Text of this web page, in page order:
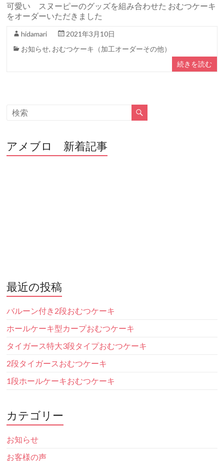
可愛い スヌーピーのグッズを組み合わせた おむつケーキ
をオーダーいただきました
hidamari
2021年3月10日
お知らせ, おむつケーキ（加工オーダーその他）
続きを読む
アメブロ 新着記事
最近の投稿
バルーン付き2段おむつケーキ
ホールケーキ型カープおむつケーキ
タイガース特大3段タイプおむつケーキ
2段タイガースおむつケーキ
1段ホールケーキおむつケーキ
カテゴリー
お知らせ
お客様の声